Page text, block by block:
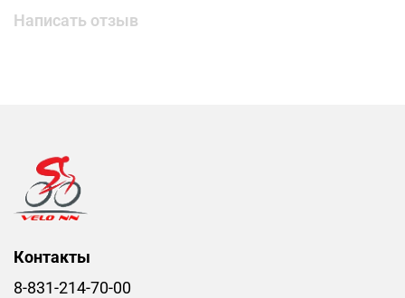
Написать отзыв
Контакты
8-831-214-70-00